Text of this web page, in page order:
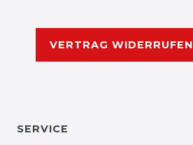
VERTRAG WIDERRUFEN
SERVICE